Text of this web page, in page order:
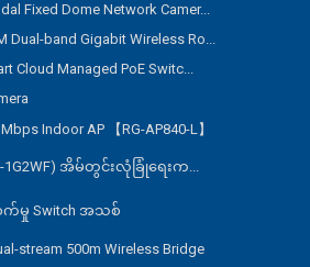
Fixed Dome Network Camer...
Dual-band Gigabit Wireless Ro...
Cloud Managed PoE Switc...
Indoor AP 【RG-AP840-L】
1G2WF) အိမ်တွင်းလုံခြုံရေးက...
စက်မှု Switch အသစ်
stream 500m Wireless Bridge